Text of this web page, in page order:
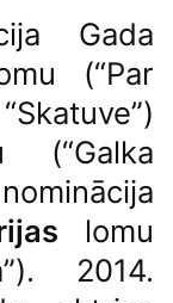
Gada
(“Par
lomu
2014.